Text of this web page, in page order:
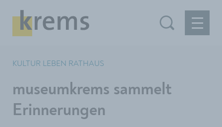
KULTUR LEBEN RATHAUS
museumkrems sammelt
Erinnerungen